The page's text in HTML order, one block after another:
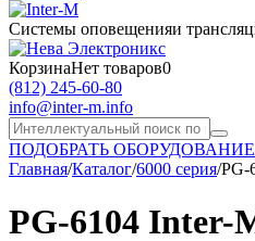
Системы оповещенияи
КорзинаНет товаров0
(812) 245-60-80
info@inter-m.info
ПОДОБРАТЬ ОБОРУДОВАНИЕ
Главная/Каталог/6000 серия/PG-
PG-6104 Inter-